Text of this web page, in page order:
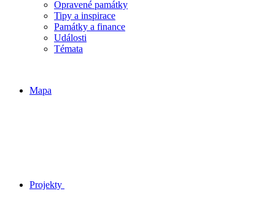
Opravené památky
Tipy a inspirace
Památky a finance
Události
Témata
Mapa
Projekty